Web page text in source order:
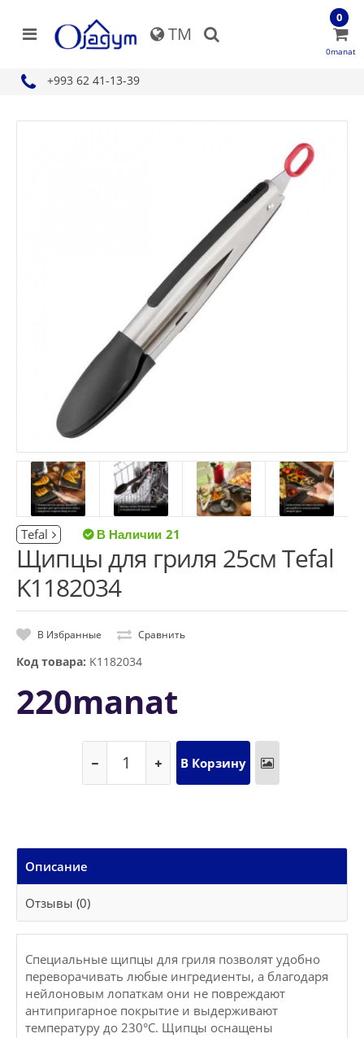
TM
+993 62 41-13-39
0
0manat
Tefal 21
Щипцы для гриля 25см Tefal
K1182034
В Избранные Сравнить
Код товара: K1182034
220manat
Описание
Отзывы (0)
Специальные щипцы для гриля позволят удобно
переворачивать любые ингредиенты, а благодаря
нейлоновым лопаткам они не повреждают
антипригарное покрытие и выдерживают
температуру до 230°C. Щипцы оснащены